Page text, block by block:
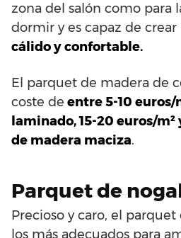
zona del salón como para
dormir y es capaz de crear
cálido y confortable.
El parquet de madera de
coste de entre 5-10 euros/
laminado, 15-20 euros/m²
de madera maciza.
Parquet de
Precioso y caro, el
los más adecuados para